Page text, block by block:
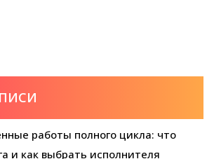
работы полного цикла: что
и как выбрать исполнителя